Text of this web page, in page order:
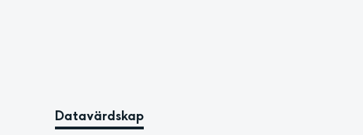
Datavärdskap